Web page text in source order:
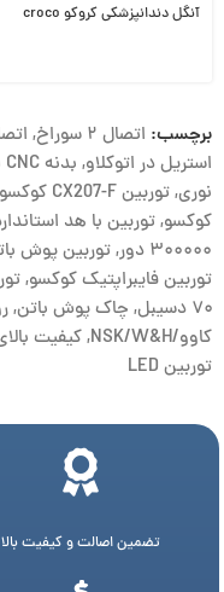
آنگل دندانپزشکی کروکو croco
برچسب: اتصال ۲ سوراخ , اتصال
استریل در اتوکلاو, بدنه CNC یکپارچه
نوری,توربین CX207-F کوکسو
کوکسو,توربین با هد
۳۰۰۰۰۰ دور
,توربین پوش
توربین فایبراپتیک کوکسو,
۷۰ دسیبل
, چاک پوش باتن,
کاوو/NSK/W&H
,کیفیت
توربین LED
تضمین اصالت و کیفیت بالا